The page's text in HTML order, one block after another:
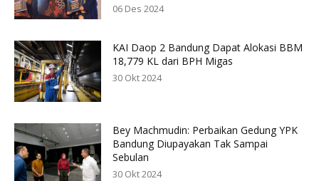
06 Des 2024
KAI Daop 2 Bandung Dapat Alokasi BBM
18,779 KL dari BPH Migas
30 Okt 2024
Bey Machmudin: Perbaikan Gedung YPK
Bandung Diupayakan Tak Sampai
Sebulan
30 Okt 2024